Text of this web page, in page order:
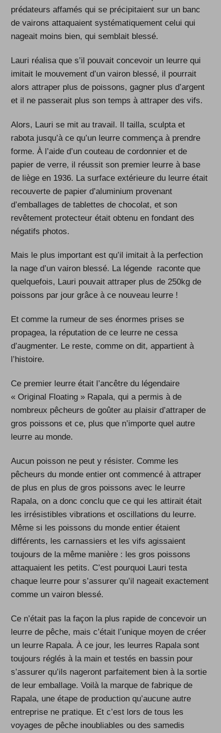
prédateurs affamés qui se précipitaient sur un banc
de vairons attaquaient systématiquement celui qui
nageait moins bien, qui semblait blessé.
Lauri réalisa que s’il pouvait concevoir un leurre qui
imitait le mouvement d’un vairon blessé, il pourrait
alors attraper plus de poissons, gagner plus d’argent
et il ne passerait plus son temps à attraper des vifs.
Alors, Lauri se mit au travail. Il tailla, sculpta et
rabota jusqu’à ce qu’un leurre commença à prendre
forme. À l’aide d’un couteau de cordonnier et de
papier de verre, il réussit son premier leurre à base
de liège en 1936. La surface extérieure du leurre était
recouverte de papier d’aluminium provenant
d’emballages de tablettes de chocolat, et son
revêtement protecteur était obtenu en fondant des
négatifs photos.
Mais le plus important est qu’il imitait à la perfection
la nage d’un vairon blessé. La légende raconte que
quelquefois, Lauri pouvait attraper plus de 250kg de
poissons par jour grâce à ce nouveau leurre !
Et comme la rumeur de ses énormes prises se
propagea, la réputation de ce leurre ne cessa
d’augmenter. Le reste, comme on dit, appartient à
l’histoire.
Ce premier leurre était l’ancêtre du légendaire
« Original Floating » Rapala, qui a permis à de
nombreux pêcheurs de goûter au plaisir d’attraper de
gros poissons et ce, plus que n’importe quel autre
leurre au monde.
Aucun poisson ne peut y résister. Comme les
pêcheurs du monde entier ont commencé à attraper
de plus en plus de gros poissons avec le leurre
Rapala, on a donc conclu que ce qui les attirait était
les irrésistibles vibrations et oscillations du leurre.
Même si les poissons du monde entier étaient
différents, les carnassiers et les vifs agissaient
toujours de la même manière : les gros poissons
attaquaient les petits. C’est pourquoi Lauri testa
chaque leurre pour s’assurer qu’il nageait exactement
comme un vairon blessé.
Ce n’était pas la façon la plus rapide de concevoir un
leurre de pêche, mais c’était l’unique moyen de créer
un leurre Rapala. À ce jour, les leurres Rapala sont
toujours réglés à la main et testés en bassin pour
s’assurer qu’ils nageront parfaitement bien à la sortie
de leur emballage. Voilà la marque de fabrique de
Rapala, une étape de production qu’aucune autre
entreprise ne pratique. Et c’est lors de tous les
voyages de pêche inoubliables ou des samedis